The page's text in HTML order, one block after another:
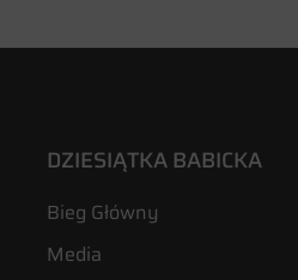
DZIESIĄTKA BABICKA
Bieg Główny
Media